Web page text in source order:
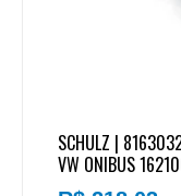
SCHULZ |
VW ONIBUS
4/1214/1218/1313/